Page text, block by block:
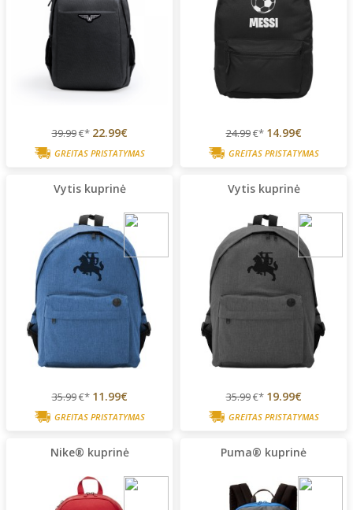
39.99€* 22.99€
GREITAS PRISTATYMAS
24.99€* 14.99€
GREITAS PRISTATYMAS
Vytis kuprinė
35.99€* 11.99€
GREITAS PRISTATYMAS
Vytis kuprinė
35.99€* 19.99€
GREITAS PRISTATYMAS
Nike® kuprinė Puma® kuprinė